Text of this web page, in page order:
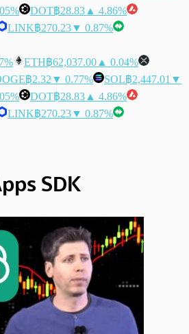
DOT฿28.83 ▲ 4.86%
LINK฿270.23▼ 0.87%
ETH฿62,037.00 ▲ 0.04%
฿2.32 ▼ 0.77% SOL฿2,447.01 ▼
DOT฿28.83 ▲ 4.86%
LINK฿270.23▼ 0.87%
SDK